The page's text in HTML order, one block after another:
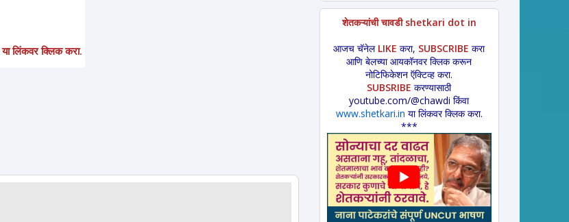
या लिंकवर क्लिक करा.
शेतकऱ्यांची चावडी shetkari dot in
आजच चॅनेल LIKE करा, SUBSCRIBE करा
आणि बेलच्या आयकॉनवर क्लिक करून
नोटिफिकेशन ऍक्टिव्ह करा.
SUBSRIBE करण्यासाठी
youtube.com/@chawdi किंवा
www.shetkari.in या लिंकवर क्लिक करा.
***